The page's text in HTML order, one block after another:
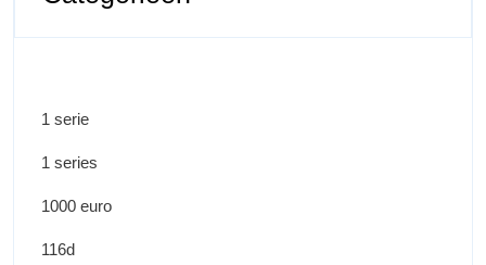
1 serie
1 series
1000 euro
116d